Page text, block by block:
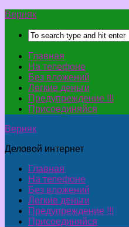
Верняк
Главная
На телефоне
Без вложений
Легкие деньги
Предупреждение !!!
Присоединяйся
Верняк
Деловой интернет
Главная
На телефоне
Без вложений
Легкие деньги
Предупреждение !!!
Присоединяйся